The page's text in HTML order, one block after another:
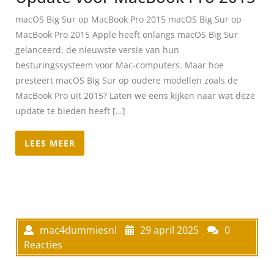
macOS Big Sur op MacBook Pro 2015 macOS Big Sur op
MacBook Pro 2015 Apple heeft onlangs macOS Big Sur
gelanceerd, de nieuwste versie van hun
besturingssysteem voor Mac-computers. Maar hoe
presteert macOS Big Sur op oudere modellen zoals de
MacBook Pro uit 2015? Laten we eens kijken naar wat deze
update te bieden heeft […]
LEES MEER
mac4dummiesnl 29 april 2025
0
Reacties